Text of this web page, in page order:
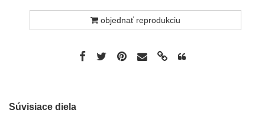
objednať reprodukciu
Súvisiace diela